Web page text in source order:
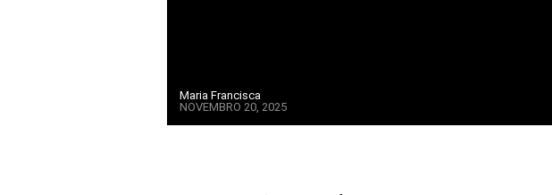
Maria Francisca
NOVEMBRO 20, 2025